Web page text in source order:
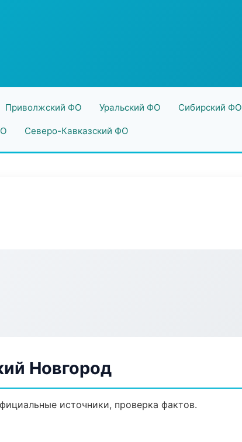
Приволжский ФО Уральский ФО Сибирский ФО
Северо-Кавказский ФО
Новгород
источники, проверка фактов.